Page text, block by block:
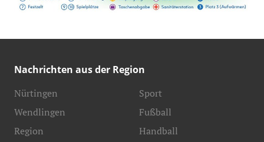
Nachrichten aus der Region
Nürtingen
Wendlingen
Region
Sport
Fußball
Handball